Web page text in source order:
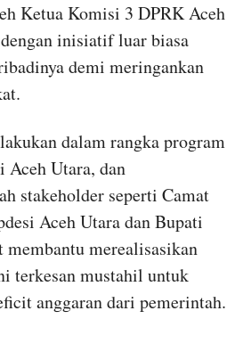
Ketua Komisi 3 DPRK Aceh
inisiatif luar biasa
demi meringankan
dalam rangka program
Aceh Utara, dan
stakeholder seperti Camat
Aceh Utara dan Bupati
merealisasikan
terkesan mustahil untuk
anggaran dari pemerintah.